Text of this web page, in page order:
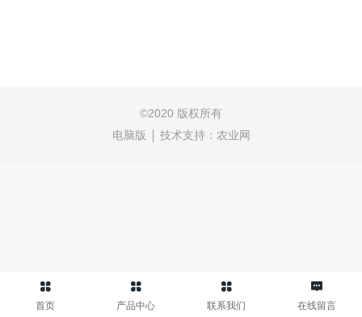
©2020 版权所有
电脑版
技术支持： 农业网
首页 产品中心 联系我们 在线留言